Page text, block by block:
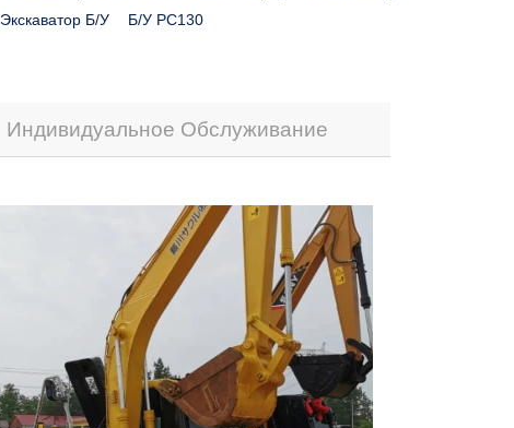
Экскаватор Б/у Б/у PC130
Индивидуальное Обслуживание